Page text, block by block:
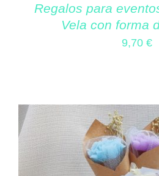
Regalos para
Vela con forma
9,70 €